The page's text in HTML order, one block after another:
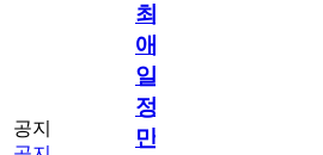
공지
최
애
일
정
만